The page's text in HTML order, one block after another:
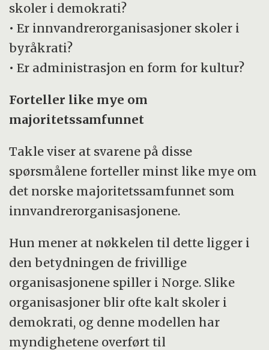
skoler i demokrati?
• Er innvandrerorganisasjoner skoler i
byråkrati?
• Er administrasjon en form for kultur?
Forteller like mye om
majoritetssamfunnet
Takle viser at svarene på disse
spørsmålene forteller minst like mye om
det norske majoritetssamfunnet som
innvandrerorganisasjonene.
Hun mener at nøkkelen til dette ligger i
den betydningen de frivillige
organisasjonene spiller i Norge. Slike
organisasjoner blir ofte kalt skoler i
demokrati, og denne modellen har
myndighetene overført til